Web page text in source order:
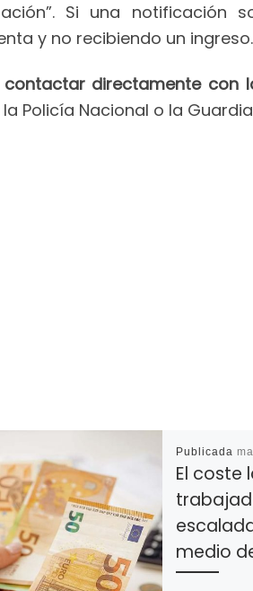
Si una notificación
y no recibiendo un ingreso.
directamente con
Policía Nacional o la
Publicada
El coste
medio